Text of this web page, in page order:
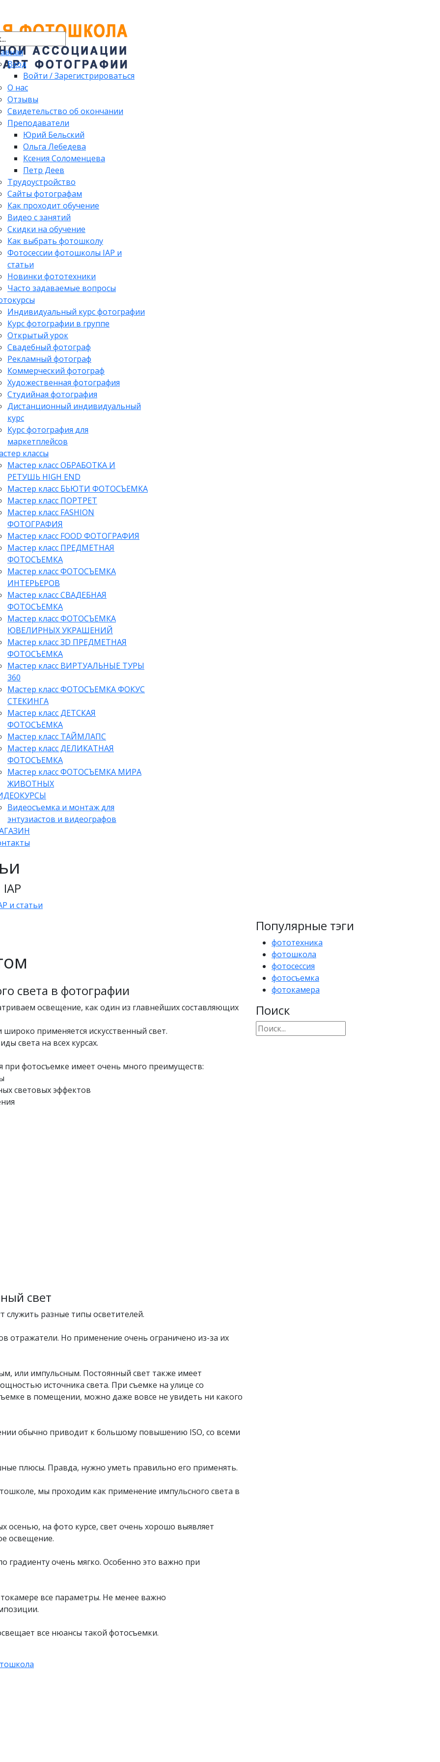
Вход
Войти / Зарегистрироваться
О нас
Отзывы
Свидетельство об окончании
Преподаватели
Юрий Бельский
Ольга Лебедева
Ксения Соломенцева
Петр Деев
Трудоустройство
Сайты фотографам
Как проходит обучение
Видео с занятий
Скидки на обучение
Как выбрать фотошколу
Фотосессии фотошколы IAP и
статьи
Новинки фототехники
Часто задаваемые вопросы
Индивидуальный курс фотографии
Курс фотографии в группе
Открытый урок
Свадебный фотограф
Рекламный фотограф
Коммерческий фотограф
Художественная фотография
Студийная фотография
Дистанционный индивидуальный
курс
Курс фотография для
маркетплейсов
классы
Мастер класс ОБРАБОТКА И
РЕТУШЬ HIGH END
Мастер класс БЬЮТИ ФОТОСЪЕМКА
Мастер класс ПОРТРЕТ
Мастер класс FASHION
ФОТОГРАФИЯ
Мастер класс FOOD ФОТОГРАФИЯ
Мастер класс ПРЕДМЕТНАЯ
ФОТОСЪЕМКА
Мастер класс ФОТОСЪЕМКА
ИНТЕРЬЕРОВ
Мастер класс СВАДЕБНАЯ
ФОТОСЪЕМКА
Мастер класс ФОТОСЪЕМКА
ЮВЕЛИРНЫХ УКРАШЕНИЙ
Мастер класс 3D ПРЕДМЕТНАЯ
ФОТОСЪЕМКА
Мастер класс ВИРТУАЛЬНЫЕ ТУРЫ
360
Мастер класс ФОТОСЪЕМКА ФОКУС
СТЕКИНГА
Мастер класс ДЕТСКАЯ
ФОТОСЪЕМКА
Мастер класс ТАЙМЛАПС
Мастер класс ДЕЛИКАТНАЯ
ФОТОСЪЕМКА
Мастер класс ФОТОСЪЕМКА МИРА
ЖИВОТНЫХ
Видеосъемка и монтаж для
энтузиастов и видеографов
и статьи
света в фотографии
освещение, как один из главнейших составляющих
применяется искусственный свет.
света на всех курсах.
фотосъемке имеет очень много преимуществ:
световых эффектов
свет
служить разные типы осветителей.
отражатели. Но применение очень ограничено из-за их
или импульсным. Постоянный свет также имеет
источника света. При съемке на улице со
в помещении, можно даже вовсе не увидеть ни какого
обычно приводит к большому повышению ISO, со всеми
плюсы. Правда, нужно уметь правильно его применять.
мы проходим как применение импульсного света в
осенью, на фото курсе, свет очень хорошо выявляет
освещение.
градиенту очень мягко. Особенно это важно при
все параметры. Не менее важно
все нюансы такой фотосъемки.
Популярные тэги
фототехника
фотошкола
фотосессия
фотосъемка
фотокамера
Поиск